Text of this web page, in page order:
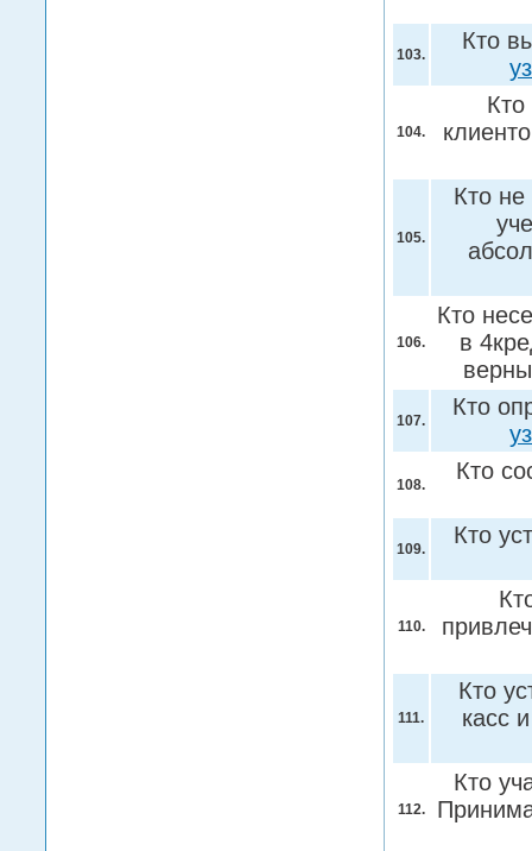
103.
Кто
104.
Кто
105.
Кто не
106.
Кто
в
107.
Кто
108.
Кто
109.
Кто
110.
111.
Кто
касс
112.
Кто